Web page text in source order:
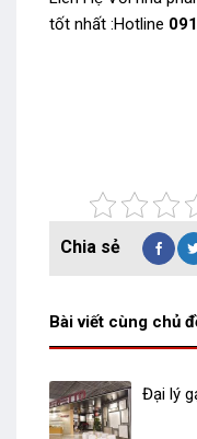
tốt nhất :Hotline
Bài viết cùng chủ
Đại lý